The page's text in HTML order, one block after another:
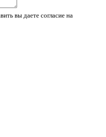
вы даете согласие на